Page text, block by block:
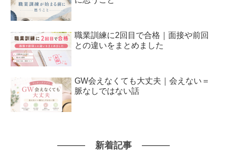
職業訓練に2回目で合格｜面接や前回
との違いをまとめました
GW会えなくても大丈夫｜会えない＝
脈なしではない話
新着記事